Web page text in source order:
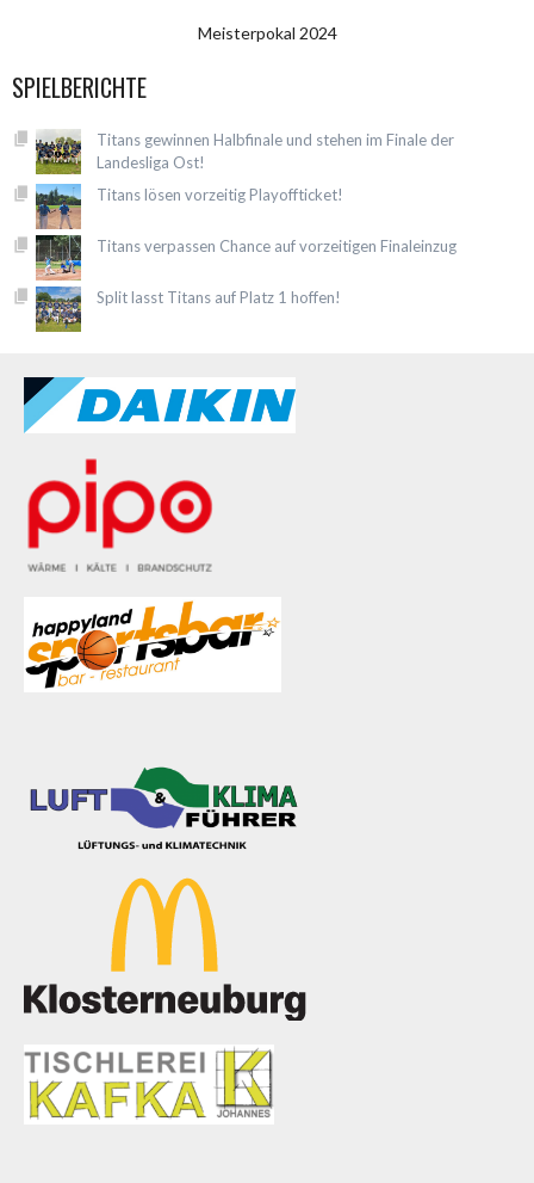
Meisterpokal 2024
SPIELBERICHTE
Titans gewinnen Halbfinale und stehen im Finale der
Landesliga Ost!
Titans lösen vorzeitig Playoffticket!
Titans verpassen Chance auf vorzeitigen Finaleinzug
Split lasst Titans auf Platz 1 hoffen!